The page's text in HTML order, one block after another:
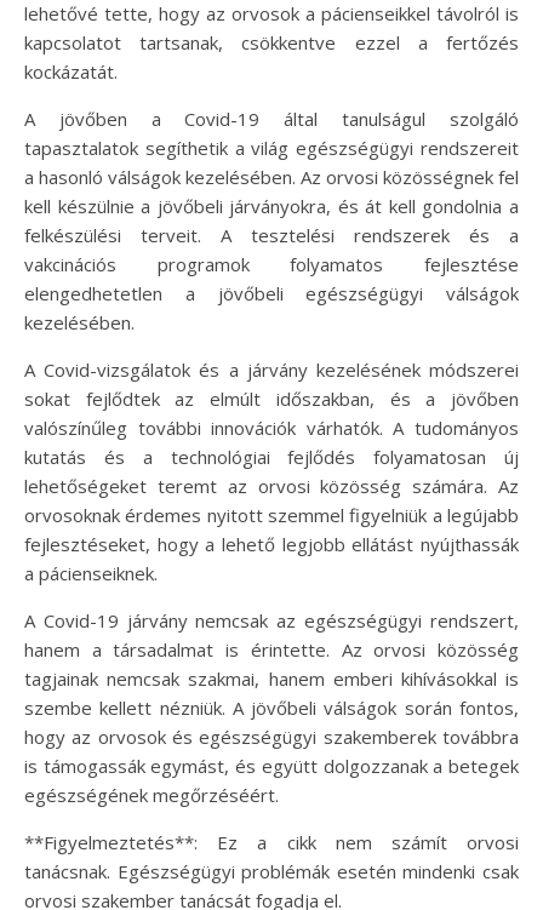
lehetővé tette, hogy az orvosok a pácienseikkel távolról is
kapcsolatot tartsanak, csökkentve ezzel a fertőzés
kockázatát.
A jövőben a Covid-19 által tanulságul szolgáló
tapasztalatok segíthetik a világ egészségügyi rendszereit
a hasonló válságok kezelésében. Az orvosi közösségnek fel
kell készülnie a jövőbeli járványokra, és át kell gondolnia a
felkészülési terveit. A tesztelési rendszerek és a
vakcinációs programok folyamatos fejlesztése
elengedhetetlen a jövőbeli egészségügyi válságok
kezelésében.
A Covid-vizsgálatok és a járvány kezelésének módszerei
sokat fejlődtek az elmúlt időszakban, és a jövőben
valószínűleg további innovációk várhatók. A tudományos
kutatás és a technológiai fejlődés folyamatosan új
lehetőségeket teremt az orvosi közösség számára. Az
orvosoknak érdemes nyitott szemmel figyelniük a legújabb
fejlesztéseket, hogy a lehető legjobb ellátást nyújthassák
a pácienseiknek.
A Covid-19 járvány nemcsak az egészségügyi rendszert,
hanem a társadalmat is érintette. Az orvosi közösség
tagjainak nemcsak szakmai, hanem emberi kihívásokkal is
szembe kellett nézniük. A jövőbeli válságok során fontos,
hogy az orvosok és egészségügyi szakemberek továbbra
is támogassák egymást, és együtt dolgozzanak a betegek
egészségének megőrzéséért.
**Figyelmeztetés**: Ez a cikk nem számít orvosi
tanácsnak. Egészségügyi problémák esetén mindenki csak
orvosi szakember tanácsát fogadja el.